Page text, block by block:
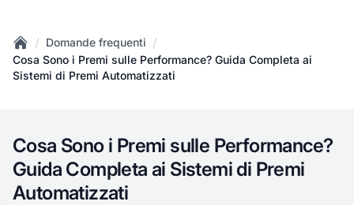
Home
/ Domande frequenti /
Cosa Sono i Premi sulle Performance? Guida Completa ai
Sistemi di Premi Automatizzati
Cosa Sono i Premi sulle Performance?
Guida Completa ai Sistemi di Premi
Automatizzati